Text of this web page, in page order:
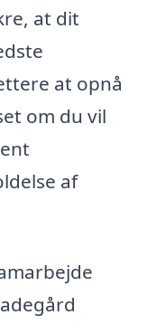
at dit
at opnå
om du vil
af